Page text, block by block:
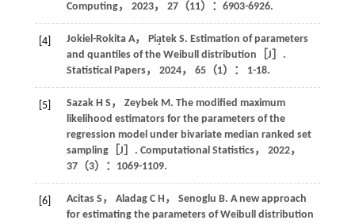
Computing， 2023， 27（11）：6903-6926.
[4] Jokiel-Rokita A， Pia̧tek S. Estimation of parameters
and quantiles of the Weibull distribution［J］.
Statistical Papers， 2024， 65（1）： 1-18.
[5] Sazak H S ， Zeybek M. The modified maximum
likelihood estimators for the parameters of the
regression model under bivariate median ranked set
sampling［J］. Computational Statistics， 2022，
37（3）：1069-1109.
[6] Acitas S ， Aladag C H ， Senoglu B. A new approach
for estimating the parameters of Weibull distribution